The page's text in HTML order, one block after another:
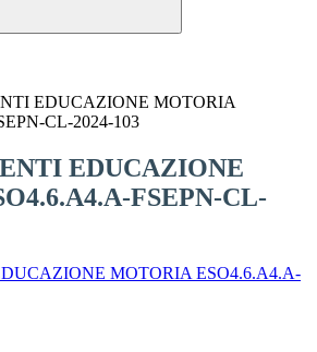
EDUCAZIONE MOTORIA
CL-2024-103
EDUCAZIONE
FSEPN-CL-
MOTORIA ESO4.6.A4.A-